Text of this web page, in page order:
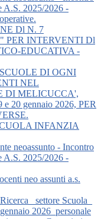
A.S. 2025/2026 -
Dl N. 7
PER INTERVENTI Dl
EDUCATIVA -
DI OGNI
NEL
DI MELICUCCA',
20 gennaio 2026, PER
INFANZIA
neoassunto - Incontro
A.S. 2025/2026 -
neo assunti a.s.
settore Scuola_
2026_personale